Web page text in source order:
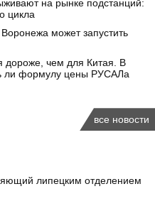
на рынке подстанций:
цикла
может запустить
чем для Китая. В
ли формулу цены РУСАЛа
все новости
липецким отделением